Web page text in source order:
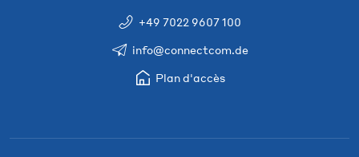
+49 7022 9607 100
info@connectcom.de
Plan d'accès